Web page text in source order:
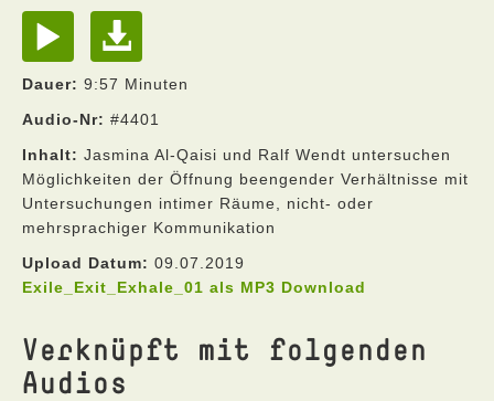
Dauer: 9:57 Minuten
Audio-Nr: #4401
Inhalt: Jasmina Al-Qaisi und Ralf Wendt untersuchen
Möglichkeiten der Öffnung beengender Verhältnisse mit
Untersuchungen intimer Räume, nicht- oder
mehrsprachiger Kommunikation
Upload Datum: 09.07.2019
Exile_Exit_Exhale_01 als MP3 Download
Verknüpft mit folgenden
Audios